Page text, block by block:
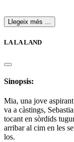
Llegeix més …
LA LA LAND
Sinopsis:
Mia, una jove
va a càstings,
tocant en sòrdids
arribar al cim en les
los.